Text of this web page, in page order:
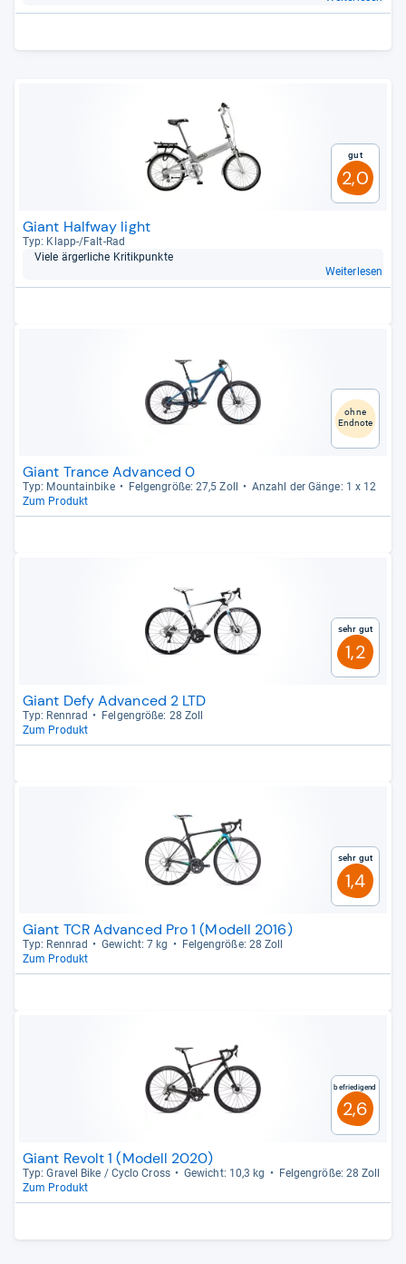
Gut
2,0
Giant Halfway light
Typ: Klapp-​/Falt-​Rad
Viele ärger­li­che Kri­tik­punkte
Weiterlesen
ohne
Endnote
Giant Trance Advanced 0
Typ: Moun­tain­bike Fel­gen­größe: 27,5 Zoll
Anzahl der Gänge: 1 x 12
Zum Produkt
Sehr gut
1,2
Giant Defy Advanced 2 LTD
Typ: Renn­rad
Fel­gen­größe: 28 Zoll
Zum Produkt
Sehr gut
1,4
Giant TCR Advanced Pro 1 (Modell 2016)
Typ: Renn­rad Gewicht: 7 kg
Fel­gen­größe: 28 Zoll
Zum Produkt
Befriedigend
2,6
Giant Revolt 1 (Modell 2020)
Typ: Gra­vel Bike / Cyclo Cross Gewicht: 10,3 kg
Fel­gen­größe: 28 Zoll
Zum Produkt